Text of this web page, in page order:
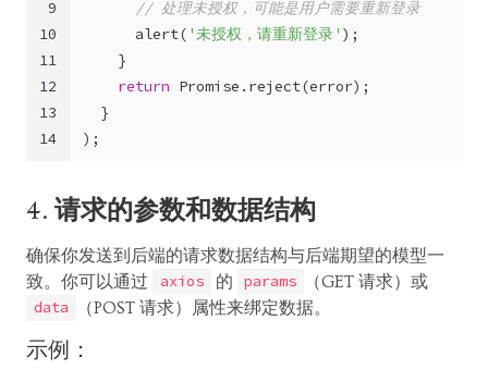
9
10
11
12
13
14
// 处理未授权，可能是用户需要重新登录
alert( '未授权，请重新登录' );
    }
return Promise . reject(error);
  }
);
4. 请求的参数和数据结构
确保你发送到后端的请求数据结构与后端期望的模型一
致。你可以通过
axios 的 params （GET 请求）或
data （POST 请求）属性来绑定数据。
示例：